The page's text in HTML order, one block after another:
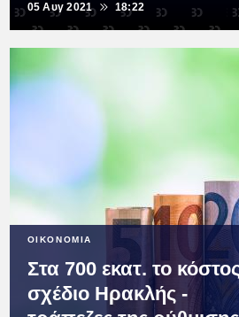
05 Αυγ 2021 18:22
ΟΙΚΟΝΟΜΙΑ
Στα 700 εκατ. το
σχέδιο Ηρακλής -